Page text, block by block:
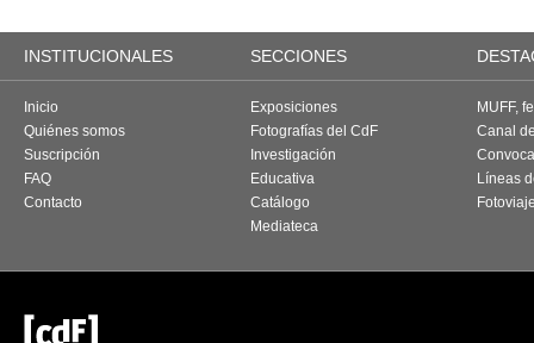
INSTITUCIONALES SECCIONES
Inicio
Quiénes somos
Suscripción
FAQ
Contacto
Exposiciones
Fotografías del CdF
Investigación
Educativa
Catálogo
Mediateca
MUFF,
Canal
Líneas